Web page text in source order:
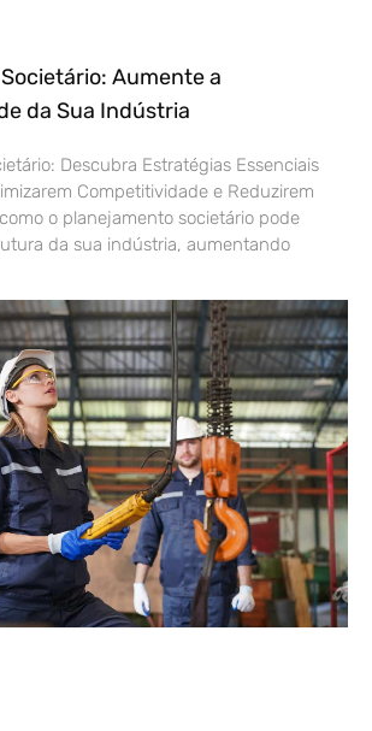
Aumente a
da Sua Indústria
Descubra Estratégias Essenciais
Competitividade e Reduzirem
o planejamento societário pode
da sua indústria, aumentando